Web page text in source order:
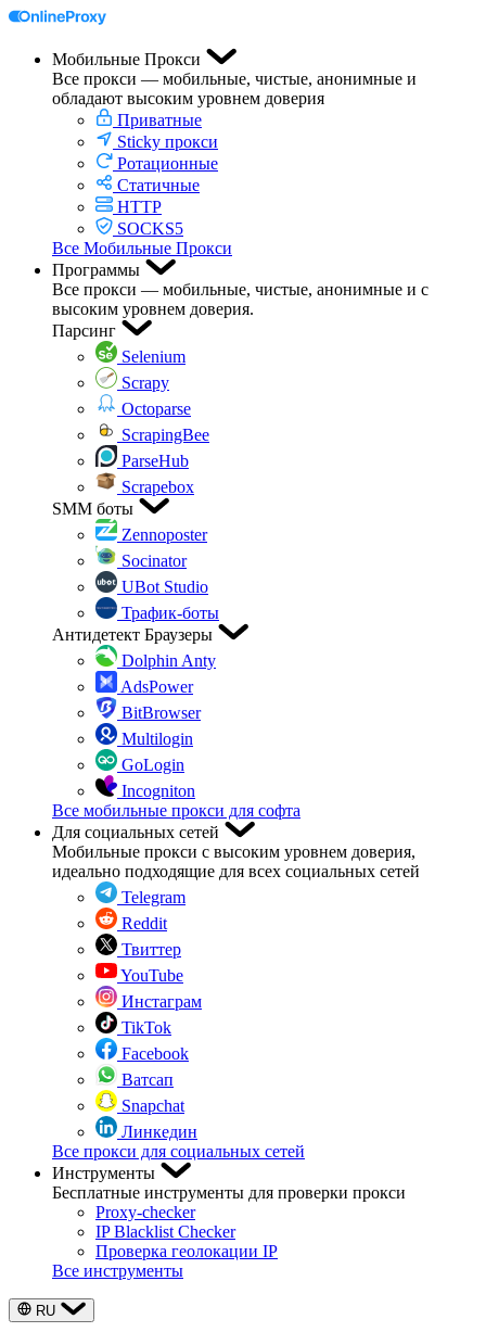
Мобильные Прокси
Все прокси — мобильные, чистые, анонимные и
обладают высоким уровнем доверия
Приватные
Sticky прокси
Ротационные
Статичные
HTTP
SOCKS5
Все Мобильные Прокси
Программы
Все прокси — мобильные, чистые, анонимные и с
высоким уровнем доверия.
Парсинг
Selenium
Scrapy
Octoparse
ScrapingBee
ParseHub
Scrapebox
SMM боты
Zennoposter
Socinator
UBot Studio
Трафик-боты
Антидетект Браузеры
Dolphin Anty
AdsPower
BitBrowser
Multilogin
GoLogin
Incogniton
Все мобильные прокси для софта
Для социальных сетей
Мобильные прокси с высоким уровнем доверия,
идеально подходящие для всех социальных сетей
Telegram
Reddit
Твиттер
YouTube
Инстаграм
TikTok
Facebook
Ватсап
Snapchat
Линкедин
Все прокси для социальных сетей
Инструменты
Бесплатные инструменты для проверки прокси
Proxy-checker
IP Blacklist Checker
Проверка геолокации IP
Все инструменты
RU